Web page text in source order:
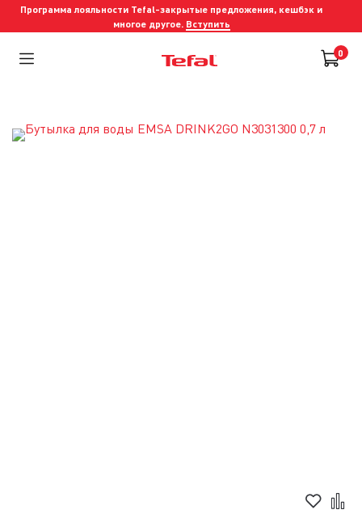
Программа лояльности Tefal-закрытые предложения, кешбэк и
многое другое. Вступить
0